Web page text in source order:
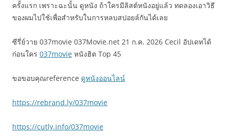
ครั้งแรก เพราะฉะนั้น ดูหนัง ถ้าใครมีลิสต์หนังอยู่แล้ว ทดลองเอาวิธี
ของผมไปใช้เพื่อสำหรับในการหลบสปอยล์กันได้เลย
ซีรี่ย์วาย 037movie 037Movie.net 21 ก.ค. 2026 Cecil อัปเดทได้
ก่อนใคร 037movie หนังฮิต Top 45
ขอขอบคุณreference ดูหนังออนไลน์
https://rebrand.ly/037movie
https://cutly.info/037movie